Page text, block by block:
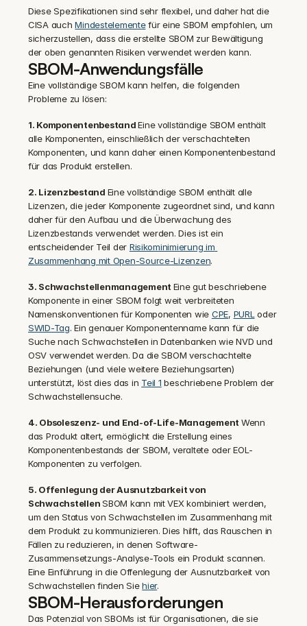
Diese Spezifikationen sind sehr flexibel, und daher hat die
CISA auch Mindestelemente für eine SBOM empfohlen, um
sicherzustellen, dass die erstellte SBOM zur Bewältigung
der oben genannten Risiken verwendet werden kann.
SBOM-Anwendungsfälle
Eine vollständige SBOM kann helfen, die folgenden
Probleme zu lösen:
1. Komponentenbestand Eine vollständige SBOM enthält
alle Komponenten, einschließlich der verschachtelten
Komponenten, und kann daher einen Komponentenbestand
für das Produkt erstellen.
2. Lizenzbestand Eine vollständige SBOM enthält alle
Lizenzen, die jeder Komponente zugeordnet sind, und kann
daher für den Aufbau und die Überwachung des
Lizenzbestands verwendet werden. Dies ist ein
entscheidender Teil der Risikominimierung im
Zusammenhang mit Open-Source-Lizenzen.
3. Schwachstellenmanagement Eine gut beschriebene
Komponente in einer SBOM folgt weit verbreiteten
Namenskonventionen für Komponenten wie CPE, PURL
oder
SWID-Tag. Ein genauer Komponentenname kann für die
Suche nach Schwachstellen in Datenbanken wie NVD und
OSV verwendet werden. Da die SBOM verschachtelte
Beziehungen (und viele weitere Beziehungsarten)
unterstützt, löst dies das in Teil 1 beschriebene Problem der
Schwachstellensuche.
4. Obsoleszenz- und End-of-Life-Management Wenn
das Produkt altert, ermöglicht die Erstellung eines
Komponentenbestands der SBOM, veraltete oder EOL-
Komponenten zu verfolgen.
5. Offenlegung der Ausnutzbarkeit von
Schwachstellen SBOM kann mit VEX kombiniert werden,
um den Status von Schwachstellen im Zusammenhang mit
dem Produkt zu kommunizieren. Dies hilft, das Rauschen in
Fällen zu reduzieren, in denen Software-
Zusammensetzungs-Analyse-Tools ein Produkt scannen.
Eine Einführung in die Offenlegung der Ausnutzbarkeit von
Schwachstellen finden Sie hier.
SBOM-Herausforderungen
Das Potenzial von SBOMs ist für Organisationen, die sie